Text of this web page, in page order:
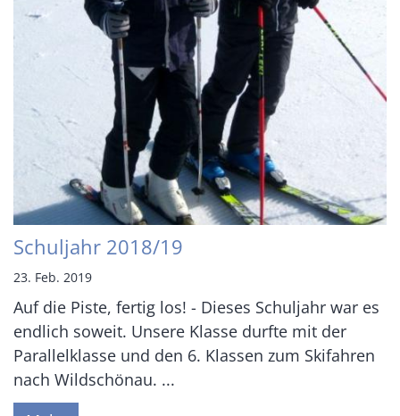
Schuljahr 2018/19
23. Feb. 2019
Auf die Piste, fertig los! - Dieses Schuljahr war es
endlich soweit. Unsere Klasse durfte mit der
Parallelklasse und den 6. Klassen zum Skifahren
nach Wildschönau. ...